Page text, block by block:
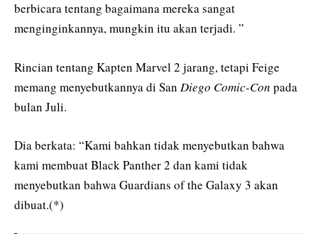
berbicara tentang bagaimana mereka sangat
menginginkannya, mungkin itu akan terjadi. ”
Rincian tentang Kapten Marvel 2 jarang, tetapi Feige
memang menyebutkannya di San Diego Comic-Con pada
bulan Juli.
Dia berkata: “Kami bahkan tidak menyebutkan bahwa
kami membuat Black Panther 2 dan kami tidak
menyebutkan bahwa Guardians of the Galaxy 3 akan
dibuat.(*)